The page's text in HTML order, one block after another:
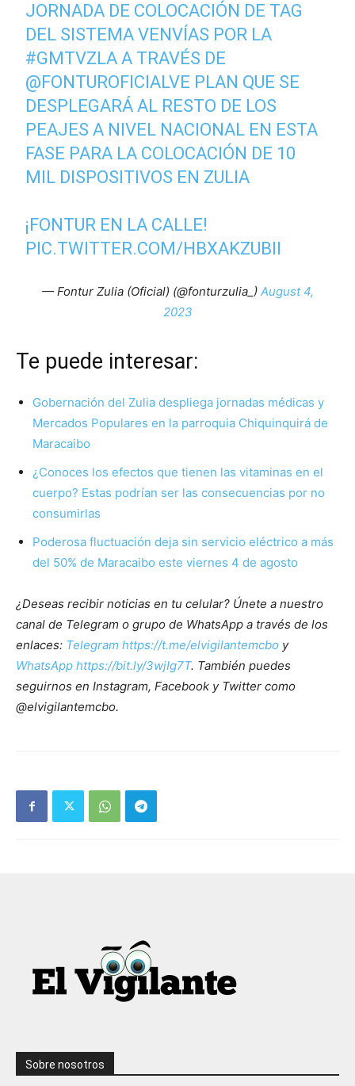
JORNADA DE COLOCACIÓN DE TAG
DEL SISTEMA VENVÍAS POR LA
#GMTVZLA A TRAVÉS DE
@FONTUROFICIALVE PLAN QUE SE
DESPLEGARÁ AL RESTO DE LOS
PEAJES A NIVEL NACIONAL EN ESTA
FASE PARA LA COLOCACIÓN DE 10
MIL DISPOSITIVOS EN ZULIA
¡FONTUR EN LA CALLE!
PIC.TWITTER.COM/HBXAKZUBII
— Fontur Zulia (Oficial) (@fonturzulia_) August 4,
2023
Te puede interesar:
Gobernación del Zulia despliega jornadas médicas y
Mercados Populares en la parroquia Chiquinquirá de
Maracaibo
¿Conoces los efectos que tienen las vitaminas en el
cuerpo? Estas podrían ser las consecuencias por no
consumirlas
Poderosa fluctuación deja sin servicio eléctrico a más
del 50% de Maracaibo este viernes 4 de agosto
¿Deseas recibir noticias en tu celular? Únete a nuestro
canal de Telegram o grupo de WhatsApp a través de los
enlaces: Telegram https://t.me/elvigilantemcbo y
WhatsApp https://bit.ly/3wjIg7T. También puedes
seguirnos en Instagram, Facebook y Twitter como
@elvigilantemcbo.
Sobre nosotros